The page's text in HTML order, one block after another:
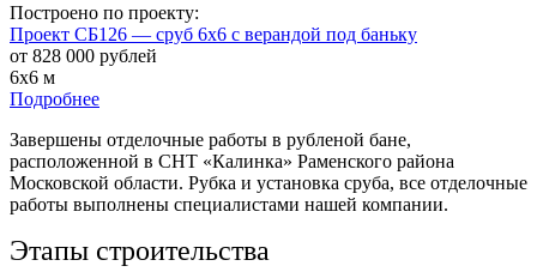
Построено по проекту:
Проект СБ126 — сруб 6х6 с верандой под баньку
от 828 000 рублей
6х6 м
Подробнее
Завершены отделочные работы в рубленой бане,
расположенной в СНТ «Калинка» Раменского района
Московской области. Рубка и установка сруба, все отделочные
работы выполнены специалистами нашей компании.
Этапы строительства